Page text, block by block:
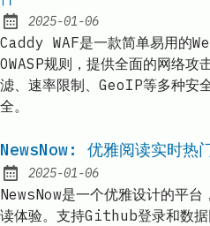
Published:
2025-01-06
Caddy WAF是一款简单易用的
OWASP规则，提供全面的网络
滤、速率限制、GeoIP等多种安
全。
NewsNow: 优雅阅读实时热
Published:
2025-01-06
NewsNow是一个优雅设计的平
读体验。支持Github登录和数据